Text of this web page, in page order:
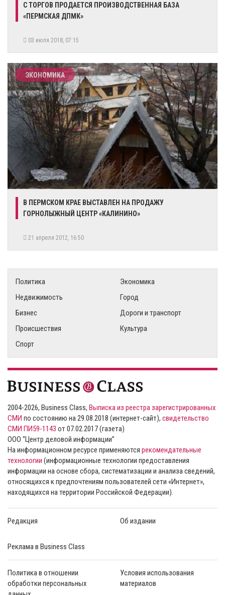
С ТОРГОВ ПРОДАЕТСЯ ПРОИЗВОДСТВЕННАЯ БАЗА
«ПЕРМСКАЯ ДПМК»
03 июля 2018, 07:15
ЭКОНОМИКА
В ПЕРМСКОМ КРАЕ ВЫСТАВЛЕН НА ПРОДАЖУ
ГОРНОЛЫЖНЫЙ ЦЕНТР «КАЛИНИНО»
21 апреля 2012, 16:50
Политика
Экономика
Недвижимость
Город
Бизнес
Дороги и транспорт
Происшествия
Культура
Спорт
2004-2026, Business Class, Выписка из реестра зарегистрированных
СМИ по состоянию на 29.08.2018 (интернет-сайт), свидетельство
СМИ ПИ59-1143 от 07.02.2017 (газета)
ООО “Центр деловой информации”
На информационном ресурсе применяются рекомендательные
технологии (информационные технологии предоставления
информации на основе сбора, систематизации и анализа сведений,
относящихся к предпочтениям пользователей сети «Интернет»,
находящихся на территории Российской Федерации).
Редакция Об издании
Реклама в Business Class
Политика в отношении
обработки персональных
Условия использования
материалов